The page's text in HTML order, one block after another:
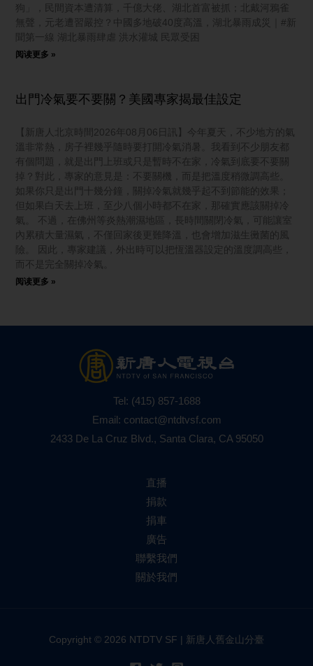
狗」，民間資本遭清算，千億大佬、湖北首富被抓；北戴河鴉雀
無聲，元老遭習嚴控？中國多地破40度高溫，湖北暴雨成災｜#新
聞第一線 湖北暴雨肆虐 洪水灌城 民眾受困
阅读更多 »
出門冷氣要不要關？美國專家揭最佳設定
【新唐人北京時間2026年08月06日訊】今年夏天，不少地方的氣
溫非常熱，房子裡幾乎隨時要打開冷氣消暑。我看到不少朋友都
有個問題，就是出門上班或只是暫時不在家，冷氣到底要不要關
掉？對此，專家的意見是：不要關機，而是把溫度稍微調高些。
如果你只是出門十幾分鐘，關掉冷氣就幾乎起不到節能的效果；
但如果白天去上班，至少八個小時都不在家，那確實應該關掉冷
氣。 不過，在佛州等炎熱潮濕地區，長時間關閉冷氣，可能讓室
內累積大量濕氣，不僅回家後更難降溫，也會增加滋生黴菌的風
險。 因此，專家建議，外出時可以把恆溫器設定的溫度調高些，
而不是完全關掉冷氣。
阅读更多 »
Tel: (415) 857-1688
Email: contact@ntdtvsf.com
2433 De La Cruz Blvd., Santa Clara, CA 95050
直播
捐款
捐車
廣告
聯繫我們
關於我們
Copyright © 2026 NTDTV SF | 新唐人舊金山分臺